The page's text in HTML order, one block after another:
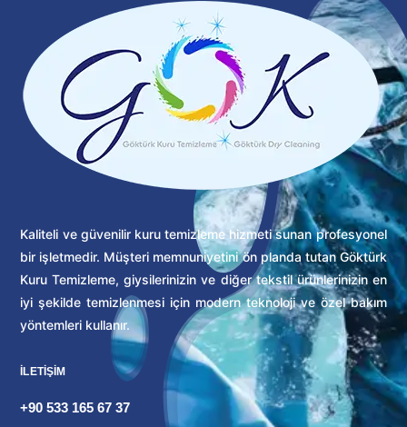
Kaliteli ve güvenilir kuru temizleme hizmeti sunan profesyonel
bir işletmedir. Müşteri memnuniyetini ön planda tutan Göktürk
Kuru Temizleme, giysilerinizin ve diğer tekstil ürünlerinizin en
iyi şekilde temizlenmesi için modern teknoloji ve özel bakım
yöntemleri kullanır.
İLETİŞİM
+90 533 165 67 37